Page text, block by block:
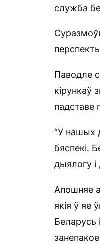
служба
Паводле
кірункаў
падставе
“У нашых
бяспекі.
дыялогу і
Апошняе
якія ў яе
Беларусь